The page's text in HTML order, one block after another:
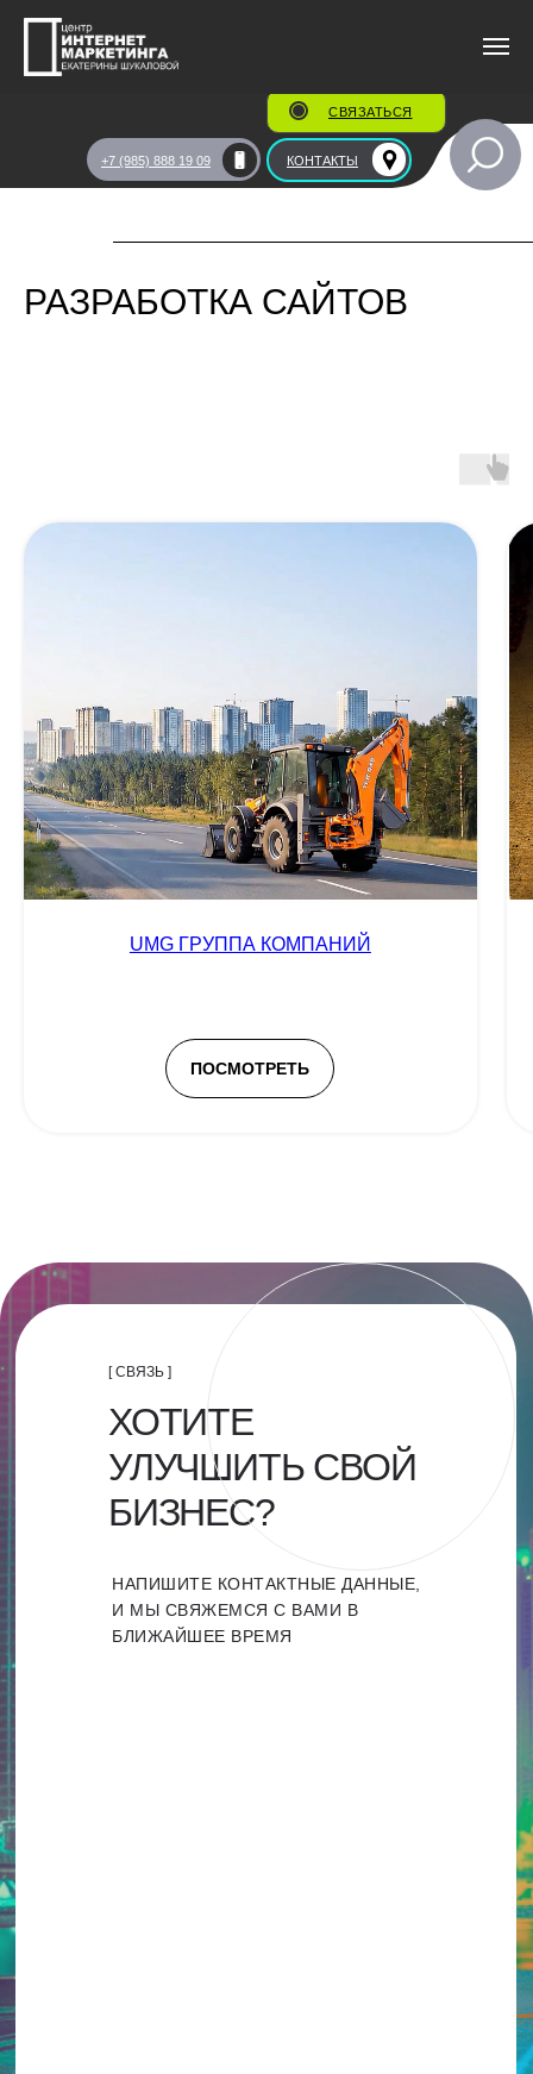
СВЯЗАТЬСЯ
+7 (985) 888 19 09 КОНТАКТЫ
/ О центре / Портфолио / Разработка сайтов
РАЗРАБОТКА САЙТОВ
UMG ГРУППА КОМПАНИЙ
ПОСМОТРЕТЬ
НАПИШИТЕ КОНТАКТНЫЕ ДАННЫЕ,
И МЫ СВЯЖЕМСЯ С ВАМИ В
БЛИЖАЙШЕЕ ВРЕМЯ
[ СВЯЗЬ ]
ХОТИТЕ
УЛУЧШИТЬ СВОЙ
БИЗНЕС?